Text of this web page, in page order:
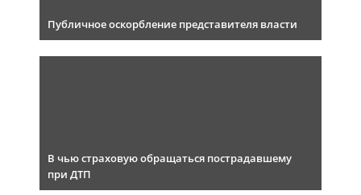
Публичное оскорбление представителя власти
В чью страховую обращаться пострадавшему
при ДТП